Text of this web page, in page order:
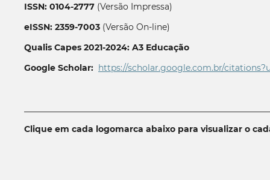
ISSN: 0104-2777(Versão Impressa)
eISSN: 2359-7003(Versão On-line)
Qualis Capes 2021-2024: A3 Educação
Google Scholar: https://scholar.google.com.br/
Clique em cada logomarca abaixo para visualizar o